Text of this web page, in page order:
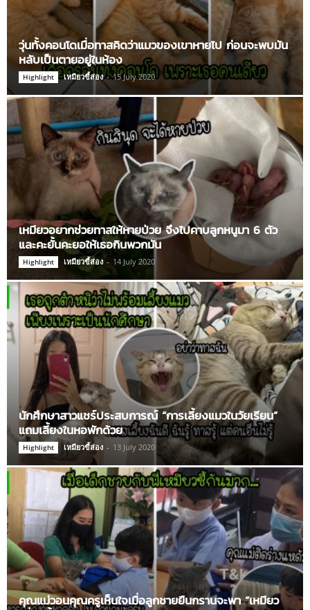
วุ่นทั้งคอนโดเมื่อทาสคิดว่าแมวของเขาหายไป ก่อนจะพบมัน
หลับเป็นตายอยู่ในห้อง
Highlight เหมียวขี้ส่อง - 15 July 2020
เหมียวอยากช่วยทาสให้หายป่วย จึงไปคาบลูกหนูมา 6 ตัว
และคะยั้นคะยอให้เธอกินพวกมัน
Highlight เหมียวขี้ส่อง - 14 July 2020
นักศึกษาสาวแชร์ประสบการณ์ “การเลี้ยงแมวในวัยเรียน”
แถมเลี้ยงในหอพักด้วย
Highlight เหมียวขี้ส่อง - 13 July 2020
คุณแม่วอนคุณครูเห็นใจเมื่อลูกชายยืนกรานจะพา “เหมียว